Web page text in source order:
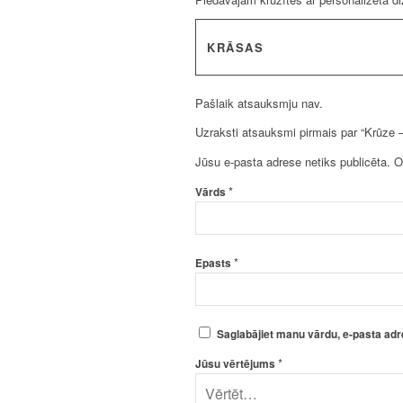
KRĀSAS
Pašlaik atsauksmju nav.
Uzraksti atsauksmi pirmais par “Krūze
Jūsu e-pasta adrese netiks publicēta.
Vārds *
Epasts *
Saglabājiet manu vārdu, e-pasta
Jūsu vērtējums *